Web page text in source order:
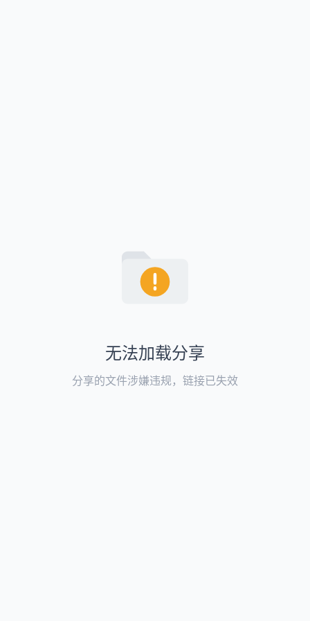
无法加载分享
分享的文件涉嫌违规，链接已失效